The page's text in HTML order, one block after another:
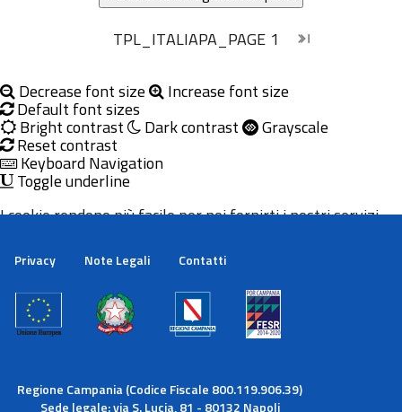
TPL_ITALIAPA_PAGE 1 chevron_right
last_page
Decrease font size Increase font size
Default font sizes
Bright contrast Dark contrast Grayscale
Reset contrast
Keyboard Navigation
Toggle underline
Privacy Note Legali Contatti
Regione Campania (Codice Fiscale 800.119.906.39)
Sede legale: via S. Lucia, 81 - 80132 Napoli
I cookie rendono più facile per noi fornirti i nostri servizi.
cookie.
Maggiori informazioni